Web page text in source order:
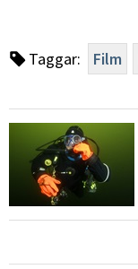
Taggar: Film